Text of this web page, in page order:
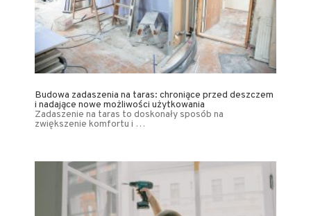
Budowa zadaszenia na taras: chroniące przed deszczem
i nadające nowe możliwości użytkowania
Zadaszenie na taras to doskonały sposób na
zwiększenie komfortu i …